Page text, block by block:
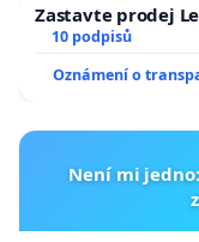
Zastavte prodej
10 podpisů
Oznámení o
Není mi